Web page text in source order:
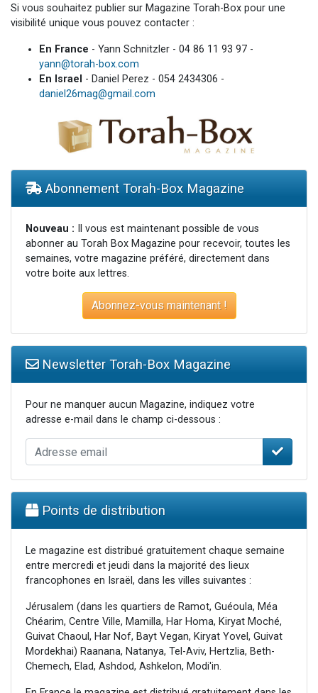
Si vous souhaitez publier sur Magazine Torah-Box pour une
visibilité unique vous pouvez contacter :
En France - Yann Schnitzler - 04 86 11 93 97 -
yann@torah-box.com
En Israel - Daniel Perez - 054 2434306 -
daniel26mag@gmail.com
Abonnement Torah-Box Magazine
Nouveau : Il vous est maintenant possible de vous
abonner au Torah Box Magazine pour recevoir, toutes les
semaines, votre magazine préféré, directement dans
votre boite aux lettres.
Abonnez-vous maintenant !
Newsletter Torah-Box Magazine
Pour ne manquer aucun Magazine, indiquez votre
adresse e-mail dans le champ ci-dessous :
Points de distribution
Le magazine est distribué gratuitement chaque semaine
entre mercredi et jeudi dans la majorité des lieux
francophones en Israël, dans les villes suivantes :
Jérusalem (dans les quartiers de Ramot, Guéoula, Méa
Chéarim, Centre Ville, Mamilla, Har Homa, Kiryat Moché,
Guivat Chaoul, Har Nof, Bayt Vegan, Kiryat Yovel, Guivat
Mordekhai) Raanana, Natanya, Tel-Aviv, Hertzlia, Beth-
Chemech, Elad, Ashdod, Ashkelon, Modi'in.